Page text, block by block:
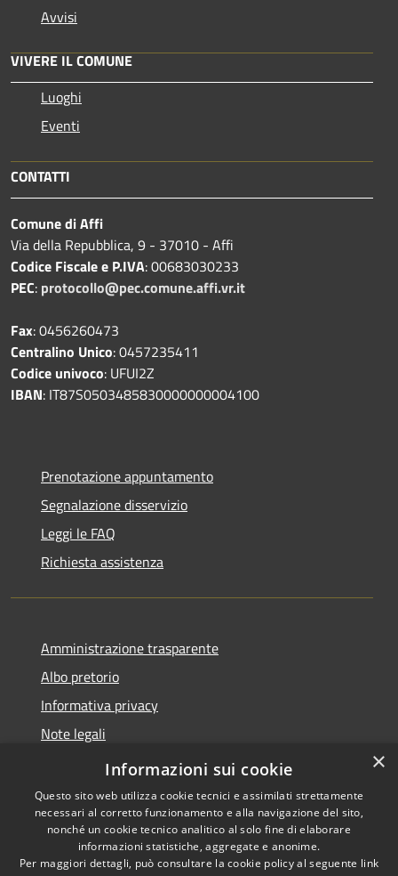
Avvisi
VIVERE IL COMUNE
Luoghi
Eventi
CONTATTI
Comune di Affi
Via della Repubblica, 9 - 37010 - Affi
Codice Fiscale e P.IVA: 00683030233
PEC: protocollo@pec.comune.affi.vr.it
Fax: 0456260473
Centralino Unico: 0457235411
Codice univoco: UFUI2Z
IBAN: IT87S0503485830000000004100
Prenotazione appuntamento
Segnalazione disservizio
Leggi le FAQ
Richiesta assistenza
Amministrazione trasparente
Albo pretorio
Informativa privacy
Note legali
Dichiarazione di accessibilità
Copyright © 2026 • Comune di
×
Informazioni sui cookie
Questo sito web utilizza cookie tecnici e assimilati strettamente
necessari al corretto funzionamento e alla navigazione del sito,
nonché un cookie tecnico analitico al solo fine di elaborare
informazioni statistiche, aggregate e anonime.
Per maggiori dettagli, può consultare la cookie policy al seguente link